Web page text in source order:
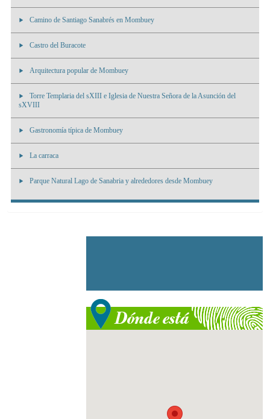
Camino de Santiago Sanabrés en Mombuey
Castro del Buracote
Arquitectura popular de Mombuey
Torre Templaria del sXIII e Iglesia de Nuestra Señora de la Asunción del
sXVIII
Gastronomía típica de Mombuey
La carraca
Parque Natural Lago de Sanabria y alrededores desde Mombuey